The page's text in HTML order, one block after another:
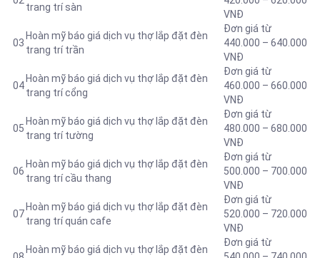
trang trí sàn
VNĐ
03
Hoàn mỹ báo giá dịch vụ thợ lắp đặt đèn
trang trí trần
Đơn giá từ
440.000 – 640.000
VNĐ
04
Hoàn mỹ báo giá dịch vụ thợ lắp đặt đèn
trang trí cổng
Đơn giá từ
460.000 – 660.000
VNĐ
05
Hoàn mỹ báo giá dịch vụ thợ lắp đặt đèn
trang trí tường
Đơn giá từ
480.000 – 680.000
VNĐ
06
Hoàn mỹ báo giá dịch vụ thợ lắp đặt đèn
trang trí cầu thang
Đơn giá từ
500.000 – 700.000
VNĐ
07
Hoàn mỹ báo giá dịch vụ thợ lắp đặt đèn
trang trí quán cafe
Đơn giá từ
520.000 – 720.000
VNĐ
Hoàn mỹ báo giá dịch vụ thợ lắp đặt đèn
Đơn giá từ